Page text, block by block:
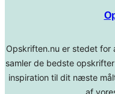
Opskriften.nu er stedet for
samler de bedste
inspiration til dit næste